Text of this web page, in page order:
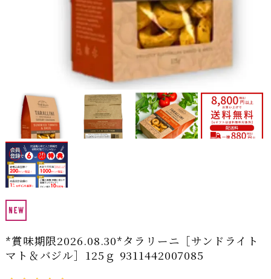
*賞味期限2026.08.30*タラリーニ［サンドライト
マト＆バジル］125ｇ 9311442007085